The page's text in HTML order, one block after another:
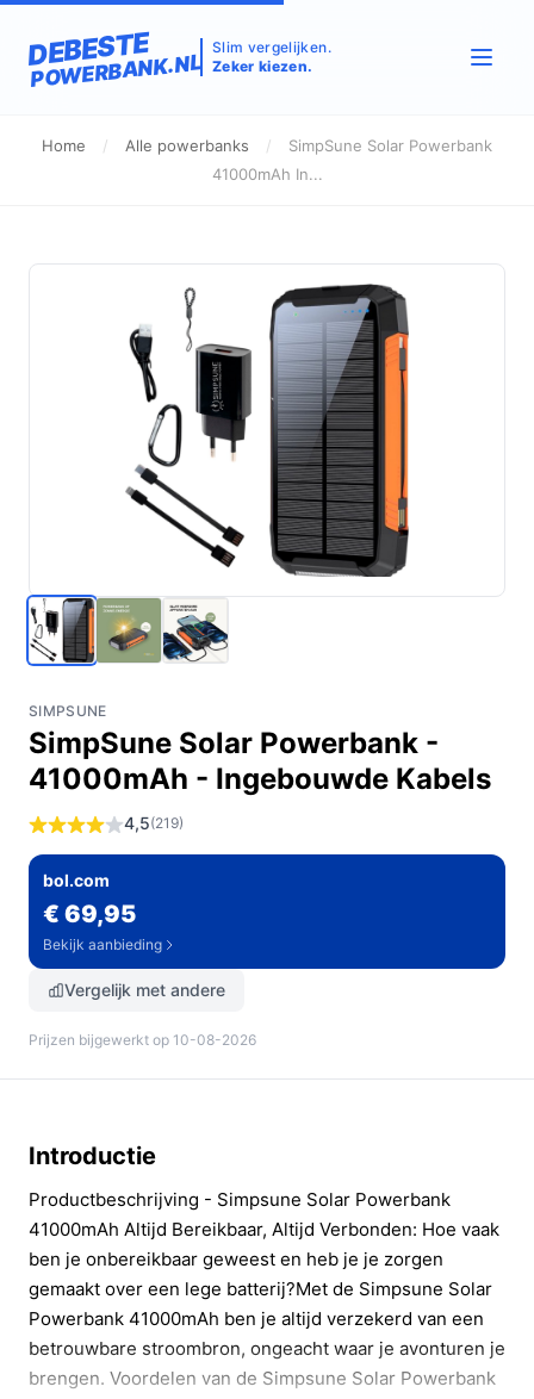
DEBESTE
POWERBANK.NL
Slim vergelijken.
Zeker kiezen.
Home / Alle powerbanks /
SimpSune Solar Powerbank
41000mAh In...
SIMPSUNE
SimpSune Solar Powerbank -
41000mAh - Ingebouwde Kabels
4,5(219)
bol.com
€ 69,95
Bekijk aanbieding
Vergelijk met andere
Prijzen bijgewerkt op 10-08-2026
Introductie
Productbeschrijving - Simpsune Solar Powerbank
41000mAh Altijd Bereikbaar, Altijd Verbonden: Hoe vaak
ben je onbereikbaar geweest en heb je je zorgen
gemaakt over een lege batterij?Met de Simpsune Solar
Powerbank 41000mAh ben je altijd verzekerd van een
betrouwbare stroombron, ongeacht waar je avonturen je
brengen. Voordelen van de Simpsune Solar Powerbank